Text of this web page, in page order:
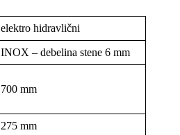
elektro hidravlični
INOX – debelina stene 6 mm
700 mm
275 mm